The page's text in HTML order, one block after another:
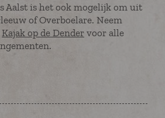
Aalst is het ook mogelijk om uit
of Overboelare. Neem
Kajak op de Dender voor alle